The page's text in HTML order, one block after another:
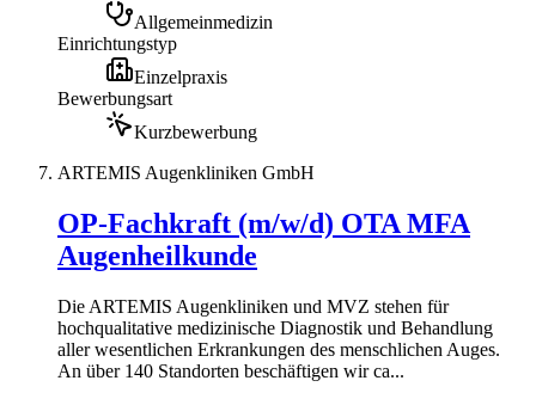
Allgemeinmedizin
Einrichtungstyp
Einzelpraxis
Bewerbungsart
Kurzbewerbung
ARTEMIS Augenkliniken GmbH
OP-Fachkraft (m/w/d) OTA MFA
Augenheilkunde
Die ARTEMIS Augenkliniken und MVZ stehen für
hochqualitative medizinische Diagnostik und Behandlung
aller wesentlichen Erkrankungen des menschlichen Auges.
An über 140 Standorten beschäftigen wir ca...